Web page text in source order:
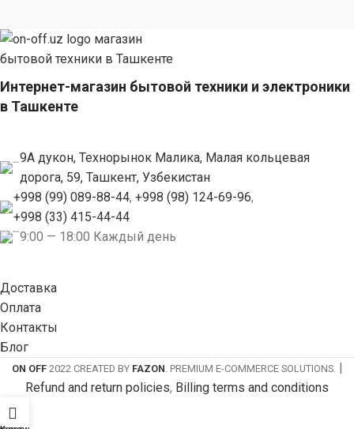
Интернет-магазин бытовой техники и электроники
в Ташкенте
9А дукон, Технорынок Малика, Малая кольцевая
дорога, 59, Ташкент, Узбекистан
+998 (99) 089-88-44, +998 (98) 124-69-96,
+998 (33) 415-44-44
9:00 — 18:00 Каждый день
Доставка
Оплата
Контакты
Блог
ON OFF 2022 CREATED BY FAZON. PREMIUM E-COMMERCE SOLUTIONS.|
Refund and return policies, Billing terms and conditions